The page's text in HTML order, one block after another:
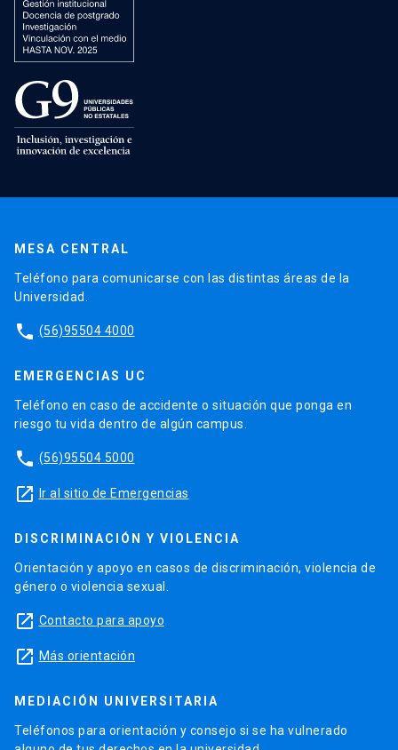
MESA CENTRAL
Teléfono para comunicarse con las distintas áreas de la
Universidad.
phone (56)95504 4000
EMERGENCIAS UC
Teléfono en caso de accidente o situación que ponga en
riesgo tu vida dentro de algún campus.
phone (56)95504 5000
launch Ir al sitio de Emergencias
DISCRIMINACIÓN Y VIOLENCIA
Orientación y apoyo en casos de discriminación, violencia de
género o violencia sexual.
launch Contacto para apoyo
launch Más orientación
MEDIACIÓN UNIVERSITARIA
Teléfonos para orientación y consejo si se ha vulnerado